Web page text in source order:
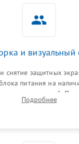
и визуальный
снятие защитных
питания на
окислений.
и целостности
Подробнее